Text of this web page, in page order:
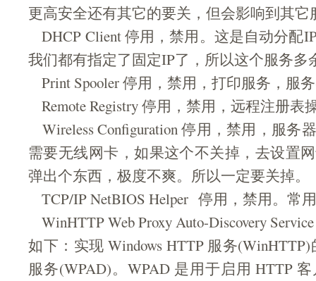
更高安全还有其它的要关，但会影响到其它
DHCP Client 停用，禁用。这是自动分配
我们都有指定了固定IP了，所以这个服务多
Print Spooler 停用，禁用，打印服务，服
Remote Registry 停用，禁用，远程注册表
Wireless Configuration 停用，禁用，服务
需要无线网卡，如果这个不关掉，去设置
弹出个东西，极度不爽。所以一定要关掉。
TCP/IP NetBIOS Helper 停用，禁用。常
WinHTTP Web Proxy Auto-Discovery
如下：实现 Windows HTTP 服务
服务(WPAD)。WPAD 是用于启用 HTTP